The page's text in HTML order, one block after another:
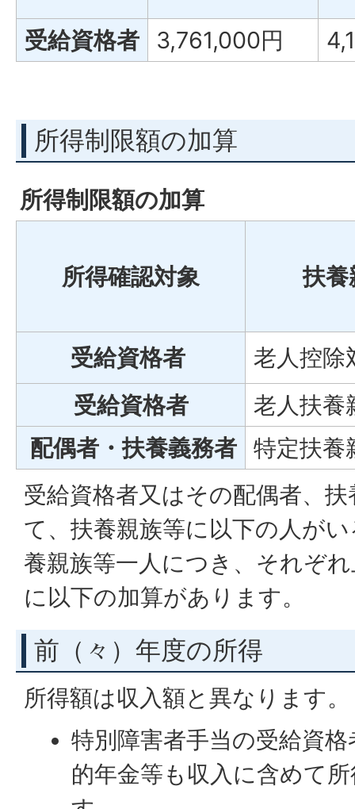
受給資格者
3,761,000円
所得制限額の加算
所得制限額の加算
所得確認対象 扶養
受給資格者
老人控除
受給資格者
老人扶養
配偶者・扶養義務者 特定扶養
受給資格者又はその配偶者、
て、扶養親族等に以下の人が
養親族等一人につき、それぞ
に以下の加算があります。
前（々）年度の所得
所得額は収入額と異なります。
特別障害者手当の受給資
的年金等も収入に含めて